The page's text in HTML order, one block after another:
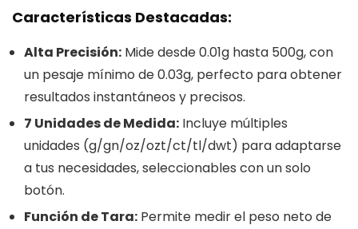
Características Destacadas:
Alta Precisión: Mide desde 0.01g hasta 500g, con
un pesaje mínimo de 0.03g, perfecto para obtener
resultados instantáneos y precisos.
7 Unidades de Medida: Incluye múltiples
unidades (g/gn/oz/ozt/ct/tl/dwt) para adaptarse
a tus necesidades, seleccionables con un solo
botón.
Función de Tara: Permite medir el peso neto de